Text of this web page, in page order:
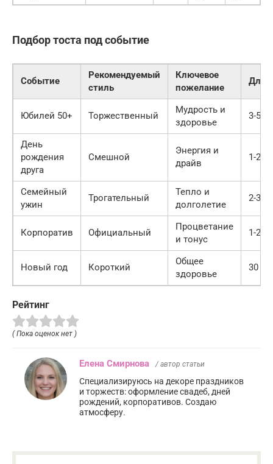
Подбор тоста под событие
Событие
Рекомендуемый
стиль
Ключевое
пожелание
Юбилей 50+ Торжественный
Мудрость и
здоровье
3-5
День
рождения
друга
Смешной
Энергия и
драйв
1-2
Семейный
ужин
Трогательный
Тепло и
долголетие
2-3
Корпоратив Официальный
Процветание
и тонус
1-2
Новый год Короткий
Общее
здоровье
30
Рейтинг
( Пока оценок нет )
Елена Смирнова / автор статьи
Специализируюсь на декоре праздников
и торжеств: оформление свадеб, дней
рождений, корпоративов. Создаю
атмосферу.